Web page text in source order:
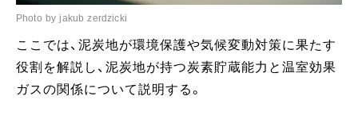
Photo by jakub zerdzicki
ここでは、泥炭地が環境保護や気候変動対策に果たす
役割を解説し、泥炭地が持つ炭素貯蔵能力と温室効果
ガスの関係について説明する。